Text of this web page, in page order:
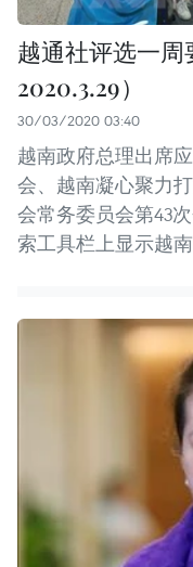
越通社评选一
2020.3.29）
30/03/2020 03:40
越南政府总理出席
会、越南凝心聚力
会常务委员会第43
索工具栏上显示越